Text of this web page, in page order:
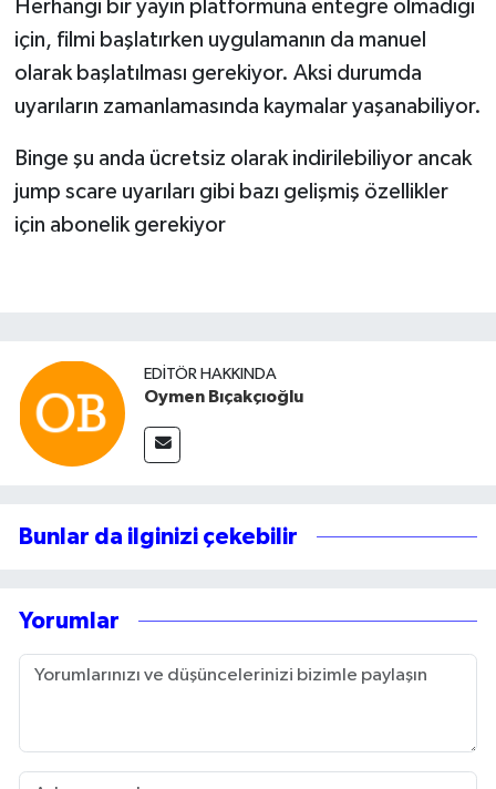
Herhangi bir yayın platformuna entegre olmadığı
için, filmi başlatırken uygulamanın da manuel
olarak başlatılması gerekiyor. Aksi durumda
uyarıların zamanlamasında kaymalar yaşanabiliyor.
Binge şu anda ücretsiz olarak indirilebiliyor ancak
jump scare uyarıları gibi bazı gelişmiş özellikler
için abonelik gerekiyor
EDITÖR HAKKINDA
Oymen Bıçakçıoğlu
Bunlar da ilginizi çekebilir
Yorumlar